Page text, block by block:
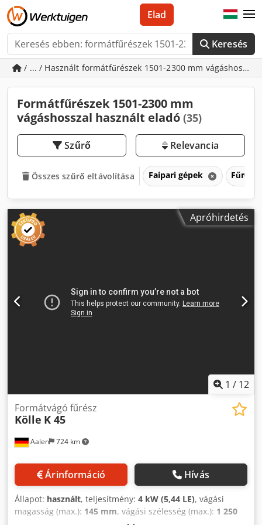
Keresés
Elad
/ ... / Használt formátfűrészek 1501-2300 mm vágáshosszal
Formátfűrészek 1501-2300 mm
vágáshosszal használt eladó (35)
Szűrő Relevancia
Összes szűrő eltávolítása Faipari gépek
Apróhirdetés
1 / 12
Aalen 724 km
Formátvágó fűrész
Kölle K 45
Árinformáció Hívás
Állapot: használt, teljesítmény: 4 kW (5,44 LE), vágási
magasság (max.): 145 mm, vágási szélesség (max.): 1 250